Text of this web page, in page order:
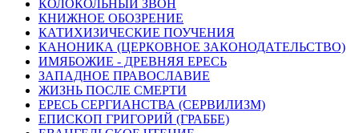
КОЛОКОЛЬНЫЙ ЗВОН
КНИЖНОЕ ОБОЗРЕНИЕ
КАТИХИЗИЧЕСКИЕ ПОУЧЕНИЯ
КАНОНИКА (ЦЕРКОВНОЕ ЗАКОНОДАТЕЛЬСТВО)
ИМЯБОЖИЕ - ДРЕВНЯЯ ЕРЕСЬ
ЗАПАДНОЕ ПРАВОСЛАВИЕ
ЖИЗНЬ ПОСЛЕ СМЕРТИ
ЕРЕСЬ СЕРГИАНСТВА (СЕРВИЛИЗМ)
ЕПИСКОП ГРИГОРИЙ (ГРАББЕ)